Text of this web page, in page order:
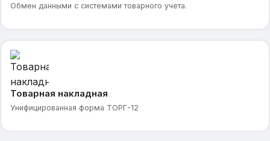
Обмен данными с системами товарного учета.
Товарная накладная
Унифицированная форма ТОРГ-12